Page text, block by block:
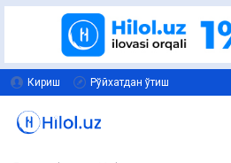
Кириш Рўйхатдан ўтиш